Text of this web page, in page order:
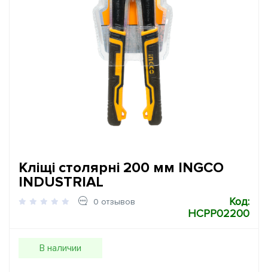
Кліщі столярні 200 мм INGCO
INDUSTRIAL
0 отзывов
Код:
HCPP02200
В наличии